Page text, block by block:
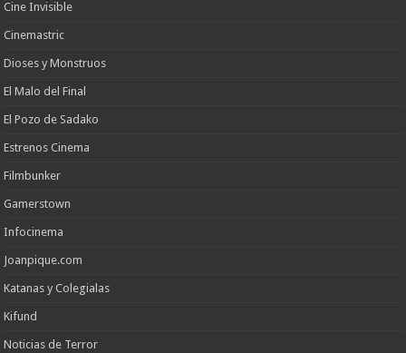
Cine Invisible
Cinemastric
Dioses y Monstruos
El Malo del Final
El Pozo de Sadako
Estrenos Cinema
Filmbunker
Gamerstown
Infocinema
Joanpique.com
Katanas y Colegialas
Kifund
Noticias de Terror